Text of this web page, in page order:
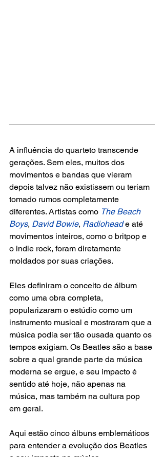
A influência do quarteto transcende
gerações. Sem eles, muitos dos
movimentos e bandas que vieram
depois talvez não existissem ou teriam
tomado rumos completamente
diferentes. Artistas como The Beach
Boys, David Bowie, Radiohead e até
movimentos inteiros, como o britpop e
o indie rock, foram diretamente
moldados por suas criações.
Eles definiram o conceito de álbum
como uma obra completa,
popularizaram o estúdio como um
instrumento musical e mostraram que a
música podia ser tão ousada quanto os
tempos exigiam. Os Beatles são a base
sobre a qual grande parte da música
moderna se ergue, e seu impacto é
sentido até hoje, não apenas na
música, mas também na cultura pop
em geral.
Aqui estão cinco álbuns emblemáticos
para entender a evolução dos Beatles